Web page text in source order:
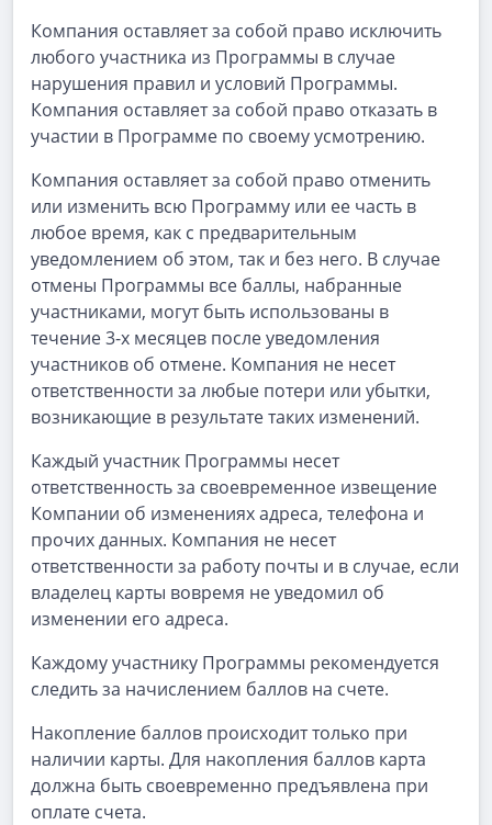
Компания оставляет за собой право исключить
любого участника из Программы в случае
нарушения правил и условий Программы.
Компания оставляет за собой право отказать в
участии в Программе по своему усмотрению.
Компания оставляет за собой право отменить
или изменить всю Программу или ее часть в
любое время, как с предварительным
уведомлением об этом, так и без него. В случае
отмены Программы все баллы, набранные
участниками, могут быть использованы в
течение 3-х месяцев после уведомления
участников об отмене. Компания не несет
ответственности за любые потери или убытки,
возникающие в результате таких изменений.
Каждый участник Программы несет
ответственность за своевременное извещение
Компании об изменениях адреса, телефона и
прочих данных. Компания не несет
ответственности за работу почты и в случае, если
владелец карты вовремя не уведомил об
изменении его адреса.
Каждому участнику Программы рекомендуется
следить за начислением баллов на счете.
Накопление баллов происходит только при
наличии карты. Для накопления баллов карта
должна быть своевременно предъявлена при
оплате счета.